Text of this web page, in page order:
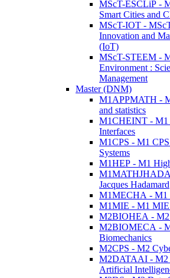
MScT-ESCLiP -
Smart Cities and
MScT-IOT -
Innovation and
(IoT)
MScT-STEEM -
Environment :
Management
Master (DNM)
M1APPMATH -
and statistics
M1CHEINT - M1
Interfaces
M1CPS - M1
Systems
M1HEP - M1
M1MATHJHADA
Jacques Hadamard
M1MECHA - M1
M1MIE - M1 MIE
M2BIOHEA - M2
M2BIOMECA -
Biomechanics
M2CPS - M2
M2DATAAI - M2
Artificial